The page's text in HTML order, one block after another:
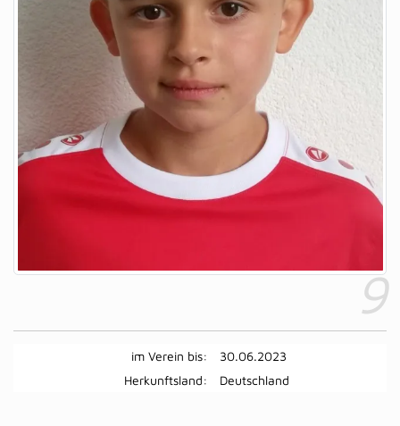
9
im Verein bis:
30.06.2023
Herkunftsland:
Deutschland